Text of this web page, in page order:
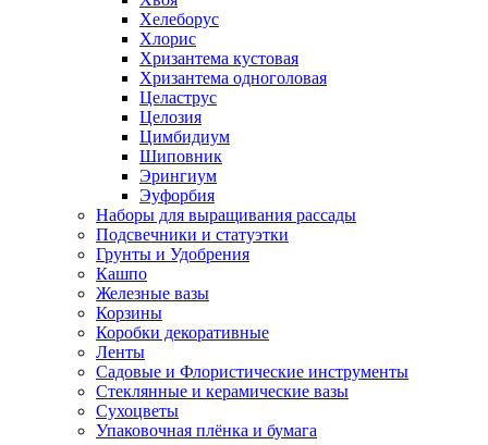
Хелеборус
Хлорис
Хризантема кустовая
Хризантема одноголовая
Целаструс
Целозия
Цимбидиум
Шиповник
Эрингиум
Эуфорбия
Наборы для выращивания рассады
Подсвечники и статуэтки
Грунты и Удобрения
Кашпо
Железные вазы
Корзины
Коробки декоративные
Ленты
Садовые и Флористические инструменты
Стеклянные и керамические вазы
Сухоцветы
Упаковочная плёнка и бумага